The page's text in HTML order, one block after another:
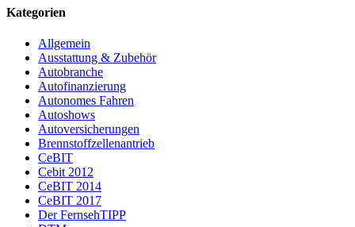
Kategorien
Allgemein
Ausstattung & Zubehör
Autobranche
Autofinanzierung
Autonomes Fahren
Autoshows
Autoversicherungen
Brennstoffzellenantrieb
CeBIT
Cebit 2012
CeBIT 2014
CeBIT 2017
Der FernsehTIPP